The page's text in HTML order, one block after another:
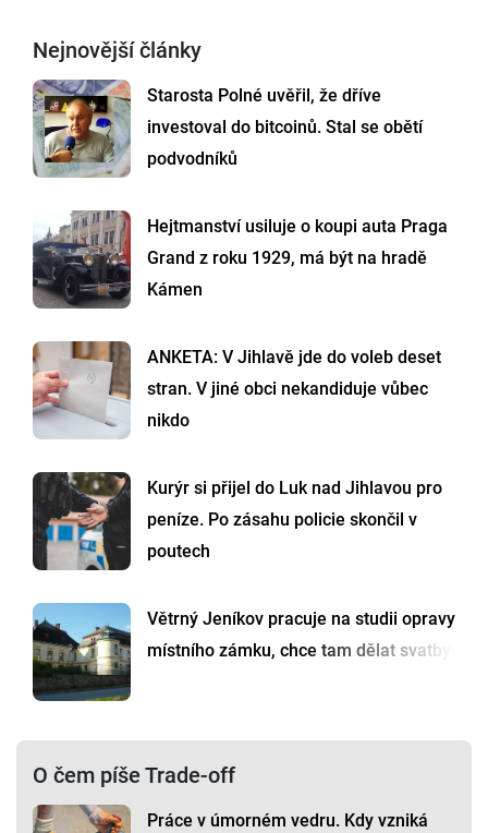
Nejnovější články
Starosta Polné uvěřil, že dříve
investoval do bitcoinů. Stal se obětí
podvodníků
Hejtmanství usiluje o koupi auta Praga
Grand z roku 1929, má být na hradě
Kámen
ANKETA: V Jihlavě jde do voleb deset
stran. V jiné obci nekandiduje vůbec
nikdo
Kurýr si přijel do Luk nad Jihlavou pro
peníze. Po zásahu policie skončil v
poutech
Větrný Jeníkov pracuje na studii opravy
místního zámku, chce tam dělat svatby
O čem píše Trade-off
Práce v úmorném vedru. Kdy vzniká